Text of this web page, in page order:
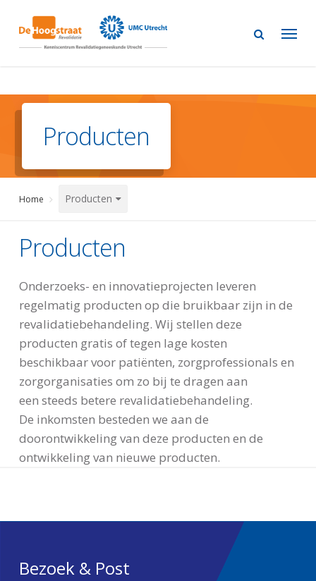
main
Producten
Home Producten
Producten
Onderzoeks- en innovatieprojecten leveren
regelmatig producten op die bruikbaar zijn in de
revalidatiebehandeling. Wij stellen deze
producten gratis of tegen lage kosten
beschikbaar voor patiënten, zorgprofessionals en
zorgorganisaties om zo bij te dragen aan
een steeds betere revalidatiebehandeling.
De inkomsten besteden we aan de
doorontwikkeling van deze producten en de
ontwikkeling van nieuwe producten.
Bezoek & Post